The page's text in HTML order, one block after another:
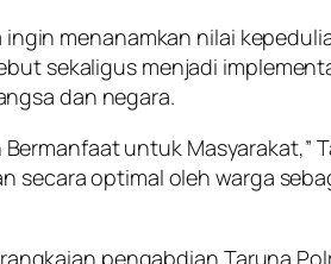
menanamkan nilai
sekaligus menjadi
dan negara.
untuk Masyarakat,”
secara optimal oleh warga